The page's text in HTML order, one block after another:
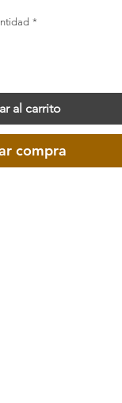
*
al carrito
compra